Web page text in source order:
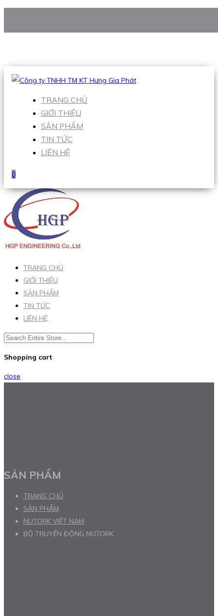
Hotline:0938 906 663
TRANG CHỦ
GIỚI THIỆU
SẢN PHẨM
TIN TỨC
LIÊN HỆ
0
TRANG CHỦ
GIỚI THIỆU
SẢN PHẨM
TIN TỨC
LIÊN HỆ
Shopping cart
close
SẢN PHẨM
TRANG CHỦ
SẢN PHẨM
NUTORK VIỆT NAM
BỘ TRUYỀN ĐỘNG NUTORK